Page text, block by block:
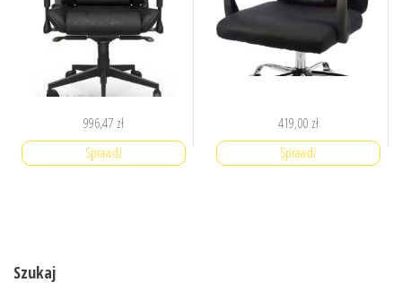
996,47 zł
Sprawdź
419,00 zł
Sprawdź
Szukaj